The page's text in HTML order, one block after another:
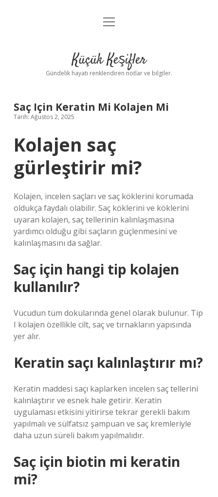
Anasayfa
Yasal Uyarı
menüyü
Küçük Keşifler
Gündelik hayatı renklendiren notlar ve bilgiler.
Saç Için Keratin Mi Kolajen Mi
Tarih: Ağustos 2, 2025
Kolajen saç
gürleştirir mi?
Kolajen, incelen saçları ve saç köklerini korumada
oldukça faydalı olabilir. Saç köklerini ve köklerini
uyaran kolajen, saç tellerinin kalınlaşmasına
yardımcı olduğu gibi saçların güçlenmesini ve
kalınlaşmasını da sağlar.
Saç için hangi tip kolajen
kullanılır?
Vücudun tüm dokularında genel olarak bulunur. Tip
I kolajen özellikle cilt, saç ve tırnakların yapısında
yer alır.
Keratin saçı kalınlaştırır mı?
Keratin maddesi saçı kaplarken incelen saç tellerini
kalınlaştırır ve esnek hale getirir. Keratin
uygulaması etkisini yitirirse tekrar gerekli bakım
yapılmalı ve sülfatsız şampuan ve saç kremleriyle
daha uzun süreli bakım yapılmalıdır.
Saç için biotin mi keratin
mi?